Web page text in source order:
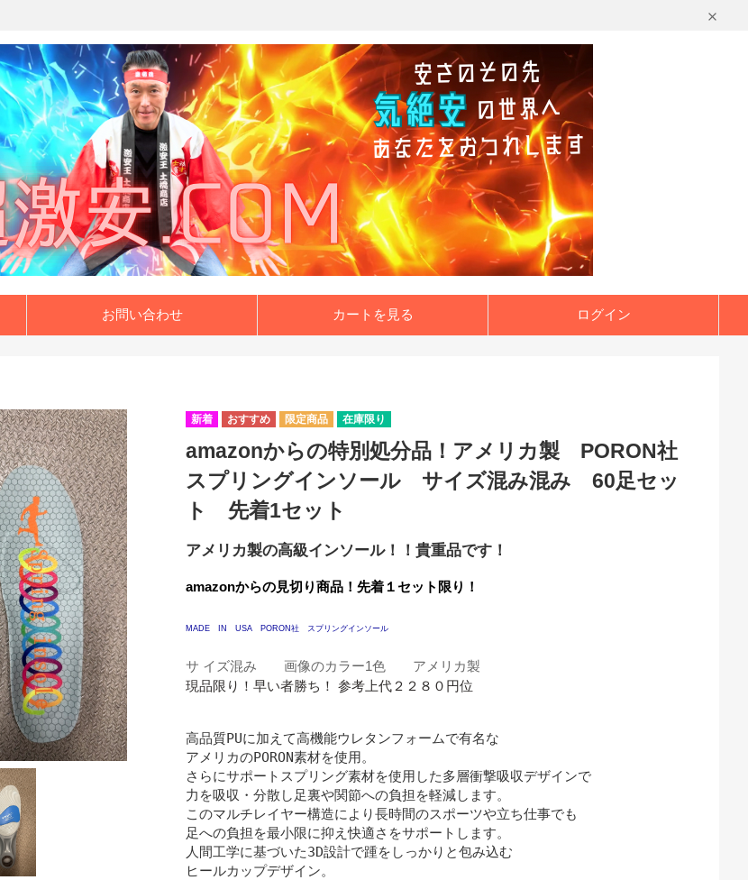
お問い合わせ カートを見る ログイン
在庫限り
amazonからの特別処分品！アメリカ製 PORON社
スプリングインソール サイズ混み混み 60足セッ
ト 先着1セット
アメリカ製の高級インソール！！貴重品です！
amazonからの見切り商品！先着１セット限り！
MADE IN USA PORON社 スプリングインソール
サ イズ混み 画像のカラー1色 アメリカ製
現品限り！早い者勝ち！ 参考上代２２８０円位
高品質PUに加えて高機能ウレタンフォームで有名な
アメリカのPORON素材を使用。
さらにサポートスプリング素材を使用した多層衝撃吸収デザインで
力を吸収・分散し足裏や関節への負担を軽減します。
このマルチレイヤー構造により長時間のスポーツや立ち仕事でも
足への負担を最小限に抑え快適さをサポートします。
人間工学に基づいた3D設計で踵をしっかりと包み込む
ヒールカップデザイン。